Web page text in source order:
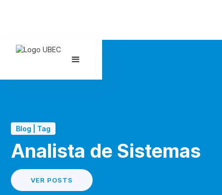
Blog | Tag
Analista de Sistemas
VER POSTS